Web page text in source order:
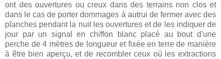
ont des ouvertures ou creux dans des terrains non clos et
dans le cas de porter dommages à autrui de fermer avec des
planches pendant la nuit les ouvertures et de les indiquer de
jour par un signal en chiffon blanc placé au bout d'une
perche de 4 mètres de longueur et fixée en terre de manière
à être bien aperçu, et de recombler ceux où les extractions